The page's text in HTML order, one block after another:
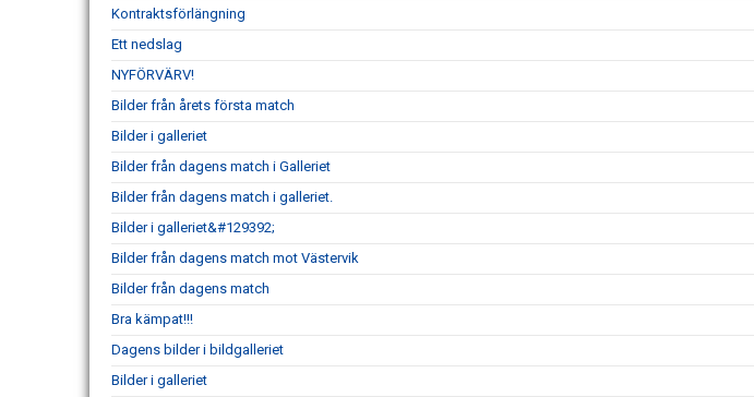
Kontraktsförlängning
Ett nedslag
NYFÖRVÄRV!
Bilder från årets första match
Bilder i galleriet
Bilder från dagens match i Galleriet
Bilder från dagens match i galleriet.
Bilder i galleriet&#129392;
Bilder från dagens match mot Västervik
Bilder från dagens match
Bra kämpat!!!
Dagens bilder i bildgalleriet
Bilder i galleriet